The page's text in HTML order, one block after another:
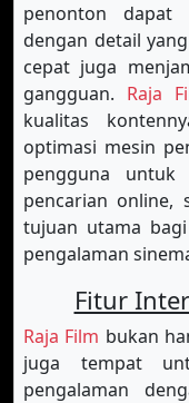
penonton dapat
dengan detail
cepat juga
gangguan. Raja
kualitas
optimasi mesin
pengguna untuk
pencarian online,
tujuan utama
pengalaman
Fitur
Raja Film bukan
juga tempat
pengalaman